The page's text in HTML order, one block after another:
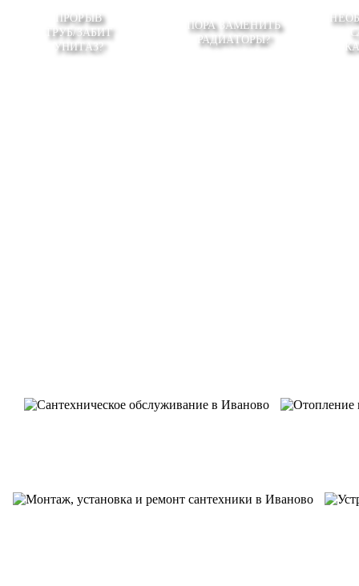
ПРОРЫВ
ТРУБ/ЗАБИТ
УНИТАЗ?
ПОРА ЗАМЕНИТЬ
РАДИАТОРЫ?